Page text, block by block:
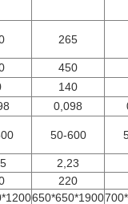
265
450
140
0,098
50-600
2,23
220
650*650*1900